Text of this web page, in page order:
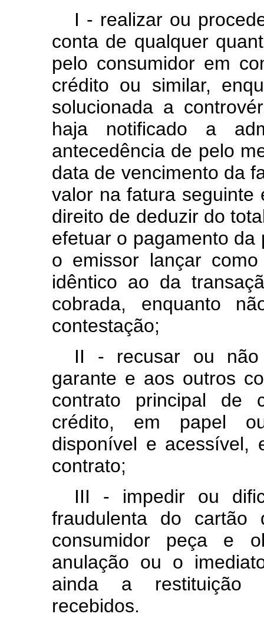
I - realizar ou
conta de qualquer
pelo consumidor em
crédito ou similar,
solucionada a
haja notificado a
antecedência de pelo
data de vencimento da
valor na fatura seguinte
direito de deduzir do
efetuar o pagamento
o emissor lançar
idêntico ao da
cobrada, enquanto
contestação;
II - recusar ou não
garante e aos outros
contrato principal de
crédito, em papel
disponível e acessível,
contrato;
III - impedir ou
fraudulenta do
consumidor peça e
anulação ou o
ainda a restituição
recebidos.